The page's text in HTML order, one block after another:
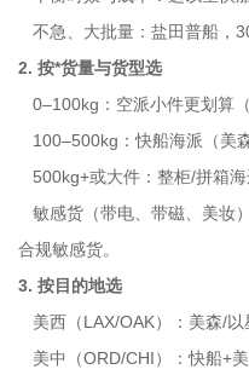
不急、大批量：盐田普船，
2. 按*货量与货型选
0–100kg：空派小件更划算（
100–500kg：快船海派（美
500kg+或大件：整柜/拼箱海
敏感货（带电、带磁、美妆
合规敏感货。
3. 按目的地选
美西（LAX/OAK）：美森/以
美中（ORD/CHI）：快船+